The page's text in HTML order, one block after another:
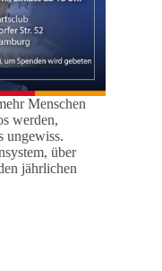
Menschen
werden,
ungewiss.
über
jährlichen